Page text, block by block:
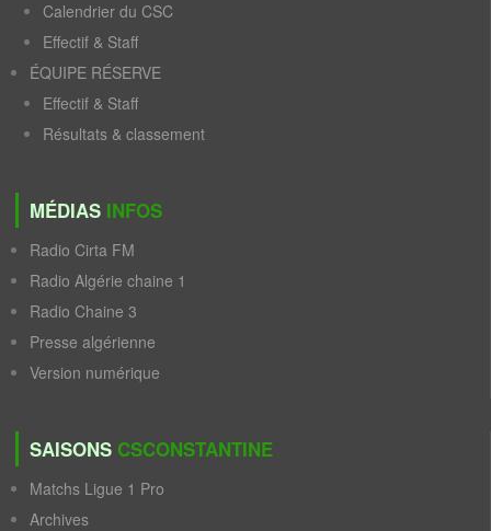
Calendrier du CSC
Effectif & Staff
ÉQUIPE RÉSERVE
Effectif & Staff
Résultats & classement
MÉDIAS INFOS
Radio Cirta FM
Radio Algérie chaine 1
Radio Chaine 3
Presse algérienne
Version numérique
SAISONS CSCONSTANTINE
Matchs Ligue 1 Pro
Archives